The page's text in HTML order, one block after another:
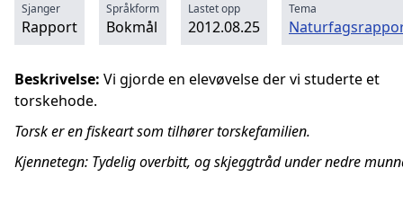
Sjanger
Rapport
Språkform
Bokmål
Lastet opp
2012.08.25
Tema
Beskrivelse: Vi gjorde en elevøvelse der vi studerte et
torskehode.
Torsk er en fiskeart som tilhører torskefamilien.
Kjennetegn: Tydelig overbitt, og skjeggtråd under nedre